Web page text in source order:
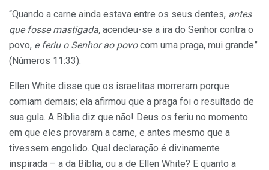
“Quando a carne ainda estava entre os seus dentes, antes
que fosse mastigada, acendeu-se a ira do Senhor contra o
povo, e feriu o Senhor ao povocom uma praga, mui grande”
(Números 11:33).
Ellen White disse que os israelitas morreram porque
comiam demais; ela afirmou que a praga foi o resultado de
sua gula. A Bíblia diz que não! Deus os feriu no momento
em que eles provaram a carne, e antes mesmo que a
tivessem engolido. Qual declaração é divinamente
inspirada – a da Bíblia, ou a de Ellen White? E quanto a